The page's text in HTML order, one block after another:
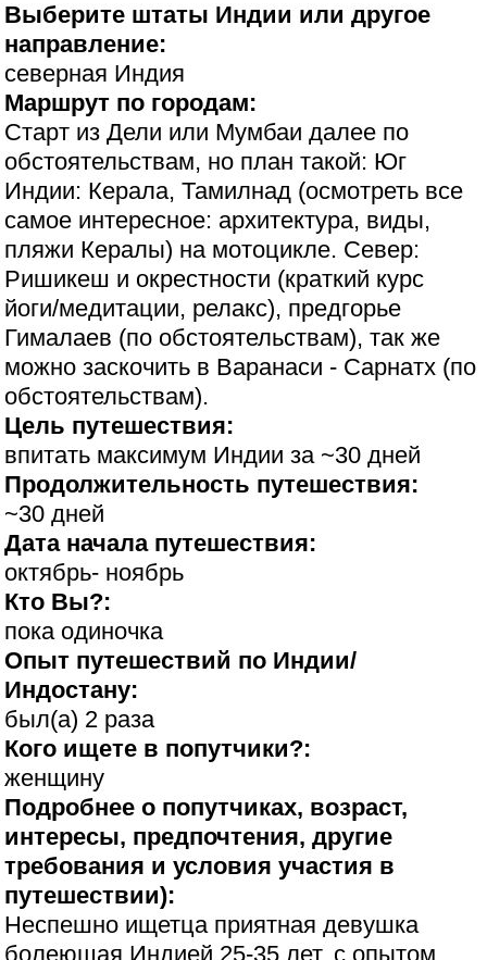
Выберите штаты Индии или другое
направление:
северная Индия
Маршрут по городам:
Старт из Дели или Мумбаи далее по
обстоятельствам, но план такой: Юг
Индии: Керала, Тамилнад (осмотреть все
самое интересное: архитектура, виды,
пляжи Кералы) на мотоцикле. Север:
Ришикеш и окрестности (краткий курс
йоги/медитации, релакс), предгорье
Гималаев (по обстоятельствам), так же
можно заскочить в Варанаси - Сарнатх (по
обстоятельствам).
Цель путешествия:
впитать максимум Индии за ~30 дней
Продолжительность путешествия:
~30 дней
Дата начала путешествия:
октябрь- ноябрь
Кто Вы?:
пока одиночка
Опыт путешествий по Индии/
Индостану:
был(а) 2 раза
Кого ищете в попутчики?:
женщину
Подробнее о попутчиках, возраст,
интересы, предпочтения, другие
требования и условия участия в
путешествии):
Неспешно ищетца приятная девушка
болеющая Индией 25-35 лет, с опытом